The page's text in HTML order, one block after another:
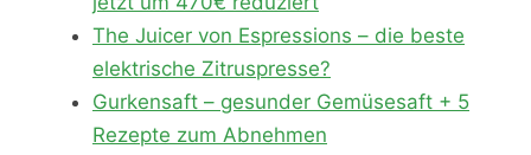
The Juicer von Espressions – die beste
elektrische Zitruspresse?
Gurkensaft – gesunder Gemüsesaft + 5
Rezepte zum Abnehmen